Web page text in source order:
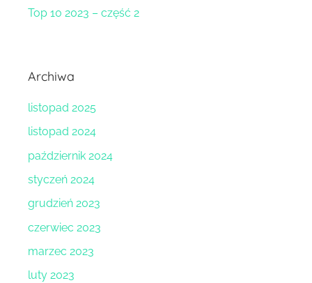
Top 10 2023 – część 2
Archiwa
listopad 2025
listopad 2024
październik 2024
styczeń 2024
grudzień 2023
czerwiec 2023
marzec 2023
luty 2023